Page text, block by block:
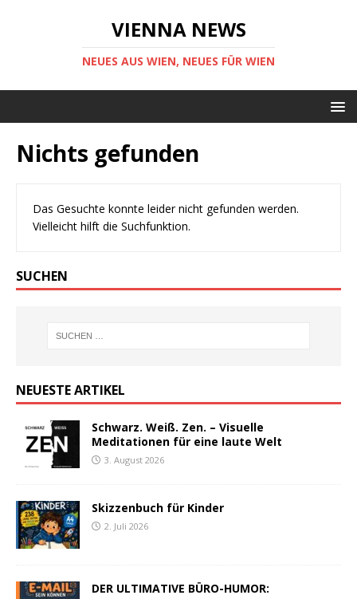
VIENNA NEWS
NEUES AUS WIEN, NEUES FÜR WIEN
Nichts gefunden
Das Gesuchte konnte leider nicht gefunden werden.
Vielleicht hilft die Suchfunktion.
SUCHEN
NEUESTE ARTIKEL
Schwarz. Weiß. Zen. – Visuelle
Meditationen für eine laute Welt
3. August 2026
Skizzenbuch für Kinder
2. Juli 2026
DER ULTIMATIVE BÜRO-HUMOR: